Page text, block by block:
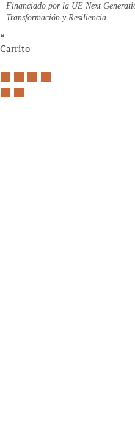
Financiado por la UE Next
Transformación y Resiliencia
×
Carrito